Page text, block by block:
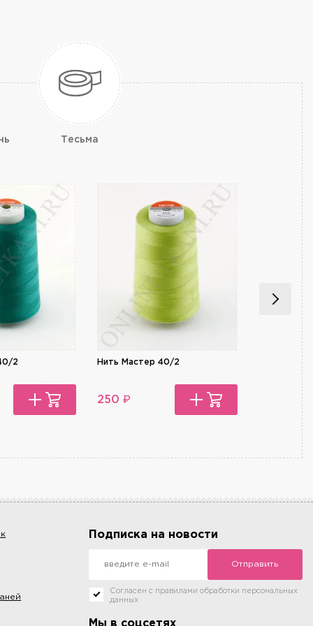
Тесьма
2 Нить Мастер 40/2
250 ₽
Нить
Подписка на новости
Отправить
Согласен с правилами обработки персональных
данных
Мы в соцсетях